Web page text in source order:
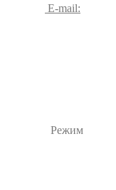
E-mail:
Режим